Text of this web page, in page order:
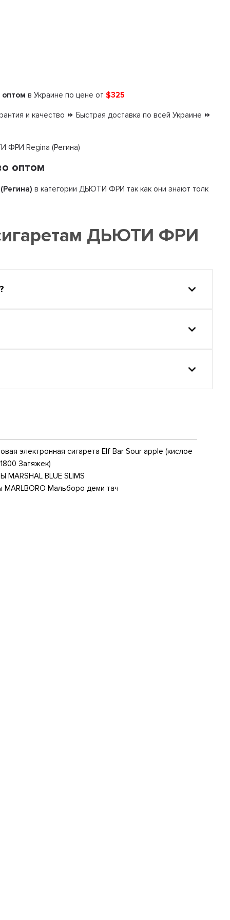
в Украине по цене от$325
и качество ⏩ Быстрая доставка по всей Украине ⏩
ФРИ Regina (Регина)
оптом
в категории ДЬЮТИ ФРИ так как они знают толк
ДЬЮТИ ФРИ
электронная сигарета Elf Bar Sour apple (кислое
Затяжек)
MARSHAL BLUE SLIMS
MARLBORO Мальборо деми тач